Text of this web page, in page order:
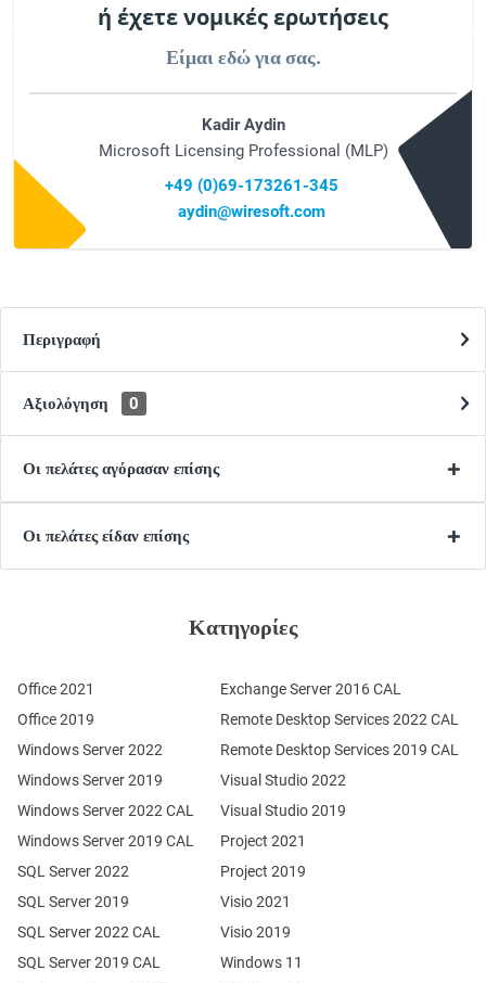
ή έχετε νομικές ερωτήσεις
Είμαι εδώ για σας.
Kadir Aydin
Microsoft Licensing Professional (MLP)
+49 (0)69-173261-345
aydin@wiresoft.com
Περιγραφή
Αξιολόγηση 0
Οι πελάτες αγόρασαν επίσης
Οι πελάτες είδαν επίσης
Κατηγορίες
Office 2021
Office 2019
Windows Server 2022
Windows Server 2019
SQL Server 2022
SQL Server 2019
Windows Server 2022 CAL
Windows Server 2019 CAL
SQL Server 2022 CAL
SQL Server 2019 CAL
Remote Desktop Services 2022 CAL
Remote Desktop Services 2019 CAL
Exchange Server 2016 CAL
Visual Studio 2022
Visual Studio 2019
Project 2021
Project 2019
Visio 2021
Visio 2019
Windows 11